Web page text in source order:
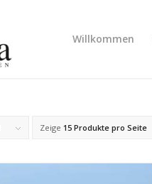
Willkommen
Zeige 15 Produkte pro Seite